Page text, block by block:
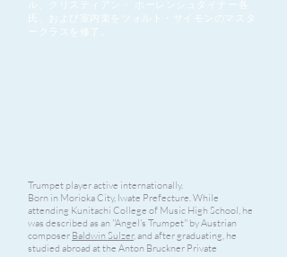
ル、クリスティアン・ ホーレンシュタイナー各
氏、および室内楽をツォルト・サイモンのマスタ
ークラスを修了。
Trumpet player active internationally.
Born in Morioka City, Iwate Prefecture. While
attending Kunitachi College of Music High School, he
was described as an ''Angel's Trumpet'' by Austrian
composer Baldwin Sulzer, and after graduating, he
studied abroad at the Anton Bruckner Private